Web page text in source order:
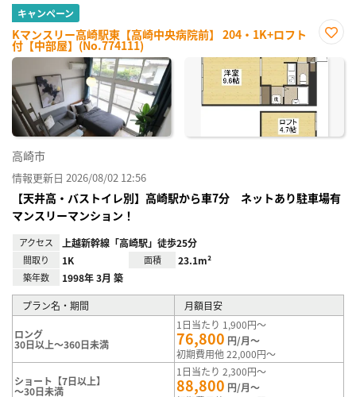
キャンペーン
Kマンスリー高崎駅東【高崎中央病院前】 204・1K+ロフト
付【中部屋】(No.774111)
に入
高崎市
情報更新日 2026/08/02 12:56
【天井高・バストイレ別】高崎駅から車7分 ネットあり駐車場有
マンスリーマンション！
アクセス 上越新幹線「高崎駅」徒歩25分
間取り 1K 面積 23.1m²
築年数 1998年 3月 築
プラン名・期間 月額目安
ロング
30日以上～360日未満
1日当たり 1,900円～
76,800 円/月～
初期費用他 22,000円～
ショート【7日以上】
～30日未満
1日当たり 2,300円～
88,800 円/月～